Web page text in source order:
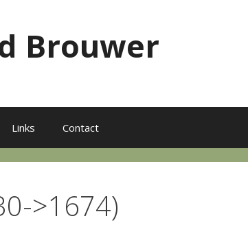
Brouwer
Links Contact
>1674)